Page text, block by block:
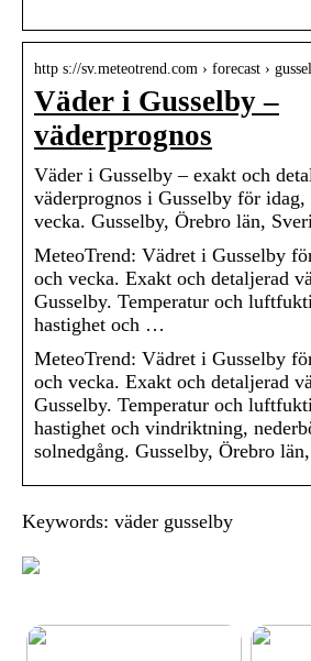
http s://sv.meteotrend.com › forecast ›
Väder i Gusselby –
väderprognos
Väder i Gusselby – exakt och
väderprognos i Gusselby för
vecka. Gusselby, Örebro län,
MeteoTrend: Vädret i Gusselby
och vecka. Exakt och detaljerad
Gusselby. Temperatur och
hastighet och …
MeteoTrend: Vädret i Gusselby
och vecka. Exakt och detaljerad
Gusselby. Temperatur och
hastighet och vindriktning,
solnedgång. Gusselby, Örebro
Keywords: väder gusselby